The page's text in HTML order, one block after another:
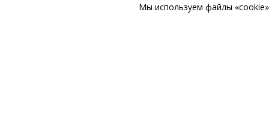
Мы используем файлы «cookie»